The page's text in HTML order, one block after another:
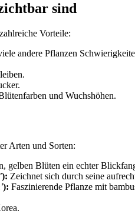
sind
Vorteile:
andere Pflanzen
und Wuchshöhen.
Arten und Sorten:
gelben Blüten ein echter
): Zeichnet sich durch seine
): Faszinierende Pflanze mit